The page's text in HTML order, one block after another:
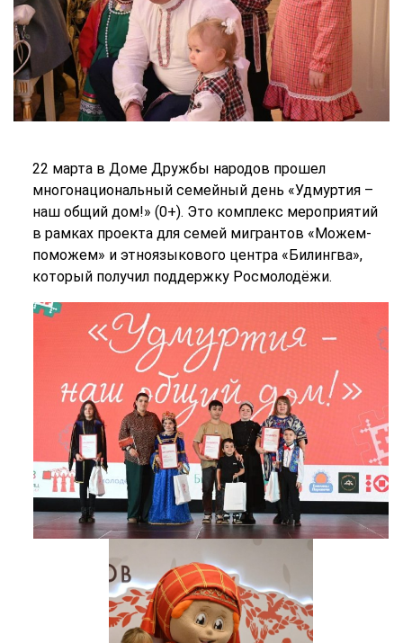
22 марта в Доме Дружбы народов прошел
многонациональный семейный день «Удмуртия –
наш общий дом!» (0+). Это комплекс мероприятий
в рамках проекта для семей мигрантов «Можем-
поможем» и этноязыкового центра «Билингва»,
который получил поддержку Росмолодёжи.